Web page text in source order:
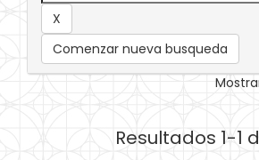
Comenzar nueva busqueda
Resultados 1-1